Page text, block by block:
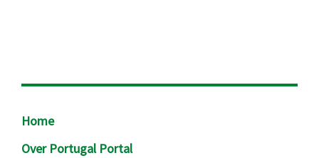
Footer
Home
Over Portugal Portal